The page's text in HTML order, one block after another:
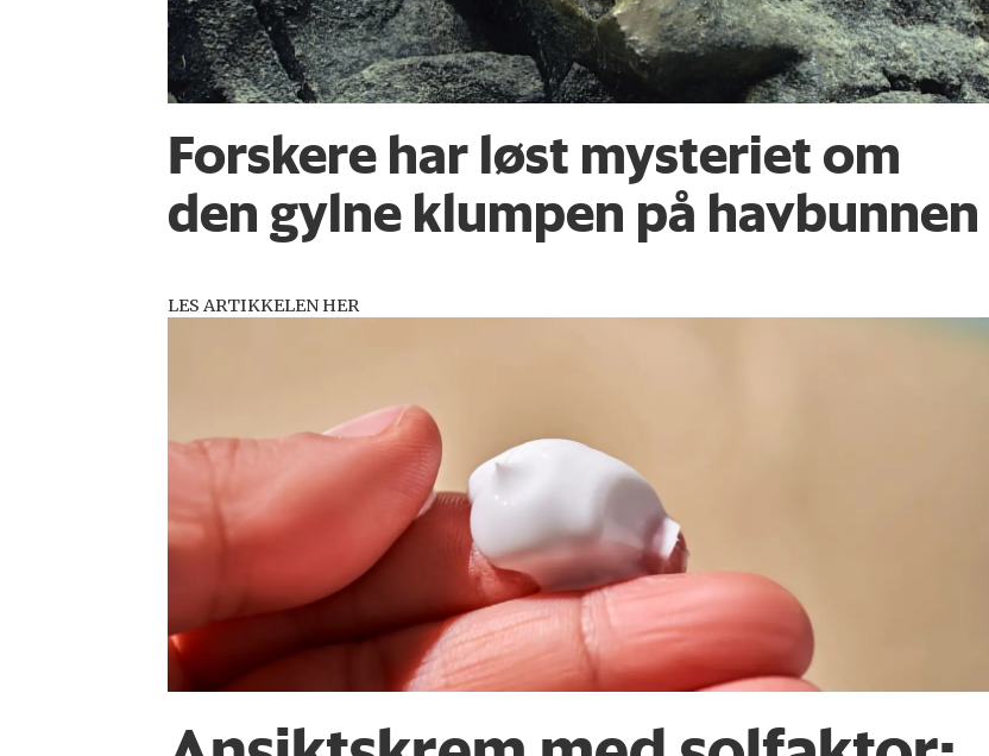
Forskere har løst mysteriet om
den gylne klumpen på havbunnen
LES ARTIKKELEN HER